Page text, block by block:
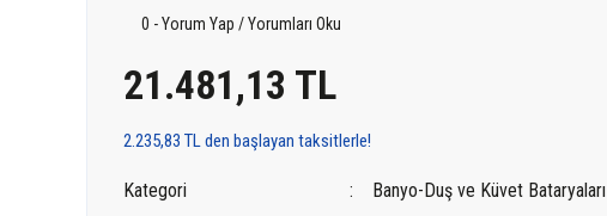
0 - Yorum Yap / Yorumları Oku
21.481,13 TL
2.235,83 TL den başlayan taksitlerle!
Kategori Banyo-Duş ve Küvet Bataryaları